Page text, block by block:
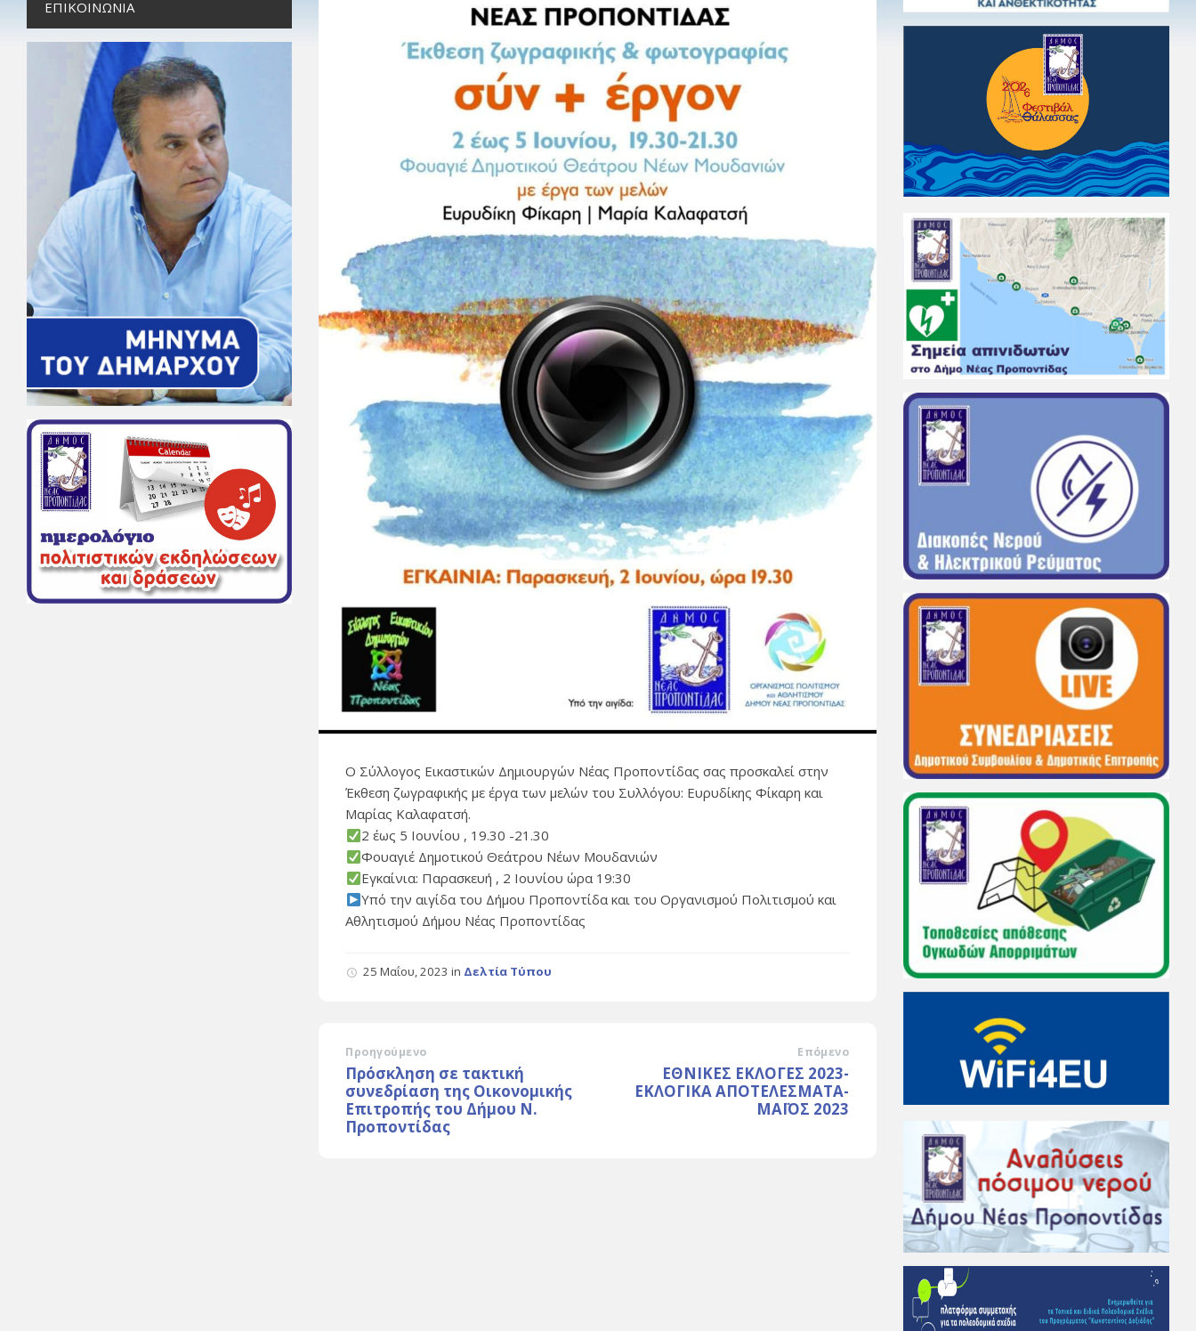
Ο Σύλλογος Εικαστικών Δημιουργών Νέας Προποντίδας σας προσκαλεί στην
Έκθεση ζωγραφικής με έργα των μελών του Συλλόγου: Ευρυδίκης Φίκαρη και
Μαρίας Καλαφατσή.
2 έως 5 Ιουνίου , 19.30 -21.30
Φουαγιέ Δημοτικού Θεάτρου Νέων Μουδανιών
Εγκαίνια: Παρασκευή , 2 Ιουνίου ώρα 19:30
Υπό την αιγίδα του Δήμου Προποντίδα και του Οργανισμού Πολιτισμού και
Αθλητισμού Δήμου Νέας Προποντίδας
25 Μαΐου, 2023in Δελτία Τύπου
Προηγούμενο
Πρόσκληση σε τακτική
συνεδρίαση της Οικονομικής
Επιτροπής του Δήμου Ν.
Προποντίδας
Επόμενο
ΕΘΝΙΚΕΣ ΕΚΛΟΓΕΣ 2023-
ΕΚΛΟΓΙΚΑ ΑΠΟΤΕΛΕΣΜΑΤΑ-
ΜΑΪΟΣ 2023
ΕΠΙΚΟΙΝΩΝΊΑ